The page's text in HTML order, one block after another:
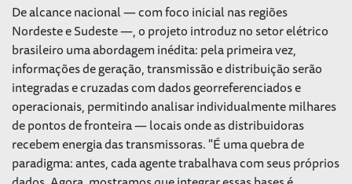
De alcance nacional — com foco inicial nas regiões
Nordeste e Sudeste —, o projeto introduz no setor elétrico
brasileiro uma abordagem inédita: pela primeira vez,
informações de geração, transmissão e distribuição serão
integradas e cruzadas com dados georreferenciados e
operacionais, permitindo analisar individualmente milhares
de pontos de fronteira — locais onde as distribuidoras
recebem energia das transmissoras. "É uma quebra de
paradigma: antes, cada agente trabalhava com seus próprios